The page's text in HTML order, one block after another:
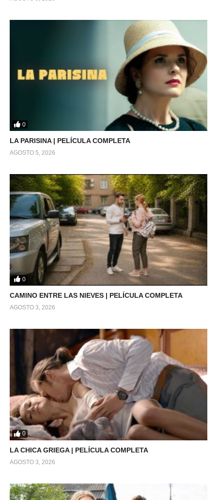
0
LA PARISINA | PELÍCULA COMPLETA
AGOSTO 5, 2026
0
CAMINO ENTRE LAS NIEVES | PELÍCULA COMPLETA
AGOSTO 3, 2026
0
LA CHICA GRIEGA | PELÍCULA COMPLETA
AGOSTO 3, 2026